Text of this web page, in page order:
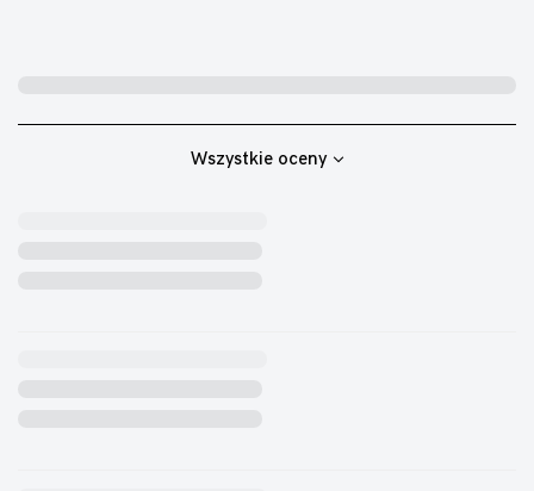
Wszystkie oceny